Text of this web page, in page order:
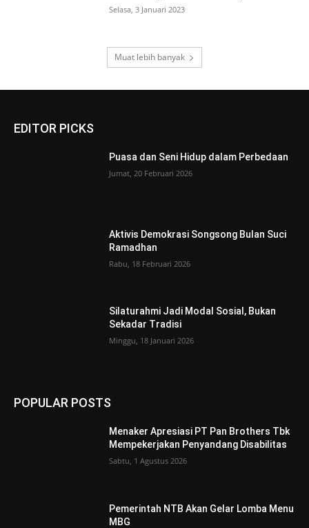
Selasa, 3 Januari 2023
Muat lebih banyak
EDITOR PICKS
Puasa dan Seni Hidup dalam Perbedaan
Jumat, 20 Februari 2026
Aktivis Demokrasi Songsong Bulan Suci
Ramadhan
Rabu, 18 Februari 2026
Silaturahmi Jadi Modal Sosial, Bukan
Sekadar Tradisi
Minggu, 18 Januari 2026
POPULAR POSTS
Menaker Apresiasi PT Pan Brothers Tbk
Mempekerjakan Penyandang Disabilitas
Sabtu, 1 Agustus 2026
Pemerintah NTB Akan Gelar Lomba Menu
MBG